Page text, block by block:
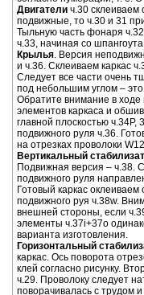
Двигатели ч.30 склеиваем
подвижные, то ч.30 и 31
Тыльную часть фонаря
ч.33, начиная со
Крылья. Версия
и ч.36. Склеиваем каркас
Следует все части очень
под небольшим углом –
Обратите внимание в
элементов каркаса и
главной плоскостью
подвижного руля ч.36.
на отрезках проволоки
Вертикальный
Подвижная версия – ч.38.
подвижного руля
Готовый каркас
подвижного руя ч.38w.
внешней стороны, если
элементы ч.37i+37o
варианта изготовления.
Горизонтальный
каркас. Ось поворота
клей согласно рисунку.
ч.29. Проволоку следует
поворачивалась с трудом